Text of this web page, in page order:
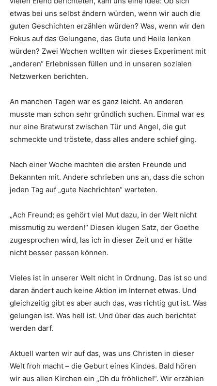
etwas bei uns selbst ändern würden, wenn wir auch die
guten Geschichten erzählen würden? Was, wenn wir den
Fokus auf das Gelungene, das Gute und Heile lenken
würden? Zwei Wochen wollten wir dieses Experiment mit
„anderen“ Erlebnissen füllen und in unseren sozialen
Netzwerken berichten.
An manchen Tagen war es ganz leicht. An anderen
musste man schon sehr gründlich suchen. Einmal war es
nur eine Bratwurst zwischen Tür und Angel, die gut
schmeckte und tröstete, dass alles andere schief ging.
Nach einer Woche machten die ersten Freunde und
Bekannten mit. Andere schrieben uns an, dass die schon
jeden Tag auf „gute Nachrichten“ warteten.
„Ach Freund; es gehört viel Mut dazu, in der Welt nicht
missmutig zu werden!“ Diesen klugen Satz, der Goethe
zugesprochen wird, las ich in dieser Zeit und er hätte
nicht besser passen können.
Vieles ist in unserer Welt nicht in Ordnung. Das ist so und
daran ändert auch keine Aktion im Internet etwas. Und
gleichzeitig gibt es aber auch das, was richtig gut ist. Was
gelungen ist. Was hell ist. Und über das auch berichtet
werden darf.
Aktuell warten wir auf das, was uns Christen in dieser
Welt froh macht – die Geburt eines Kindes. Bald hören
wir aus allen Kirchen ein „Oh du fröhliche!“. Wir erzählen